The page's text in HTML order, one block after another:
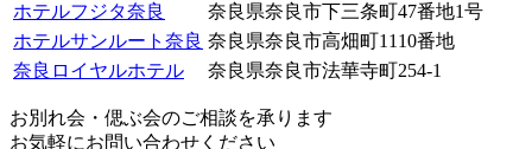
ホテルフジタ奈良
奈良県奈良市下三条町47番地1号
ホテルサンルート奈良 奈良県奈良市高畑町1110番地
奈良ロイヤルホテル
奈良県奈良市法華寺町254-1
お別れ会・偲ぶ会のご相談を承ります
お気軽にお問い合わせください